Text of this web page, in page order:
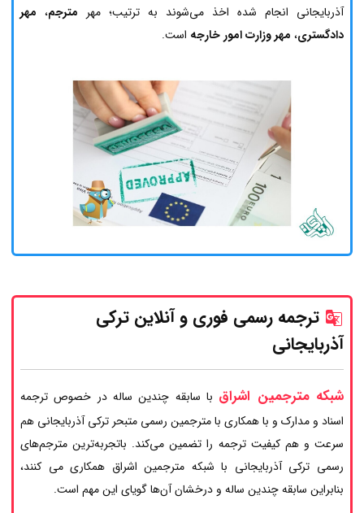
آذربایجانی انجام شده اخذ می‌شوند به ترتیب؛ مهر مترجم، مهر
دادگستری، مهر وزارت امور خارجه است.
ترجمه رسمی فوری و آنلاین ترکی
آذربایجانی
شبکه مترجمین اشراق با سابقه چندین ساله در خصوص ترجمه
اسناد و مدارک و با همکاری با مترجمین رسمی متبحر ترکی آذربایجانی هم
سرعت و هم کیفیت ترجمه را تضمین می‌کند. باتجربه‌ترین مترجم‌های
رسمی ترکی آذربایجانی با شبکه مترجمین اشراق همکاری می کنند،
بنابراین سابقه چندین ساله و درخشان آن‌ها گویای این مهم است.